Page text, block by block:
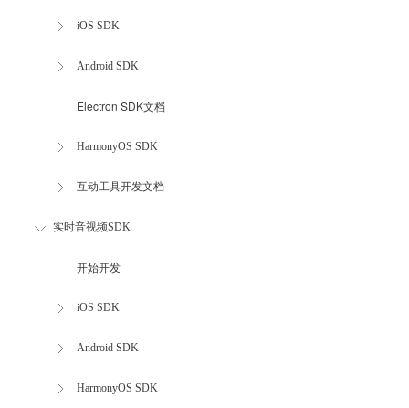
iOS SDK
Android SDK
Electron SDK文档
HarmonyOS SDK
互动工具开发文档
实时音视频SDK
开始开发
iOS SDK
Android SDK
HarmonyOS SDK